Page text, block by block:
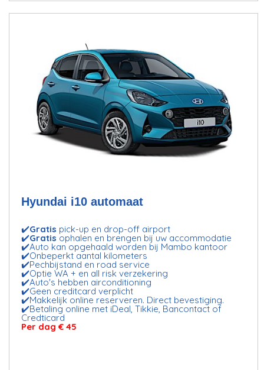
Hyundai i10 automaat
✔️Gratis pick-up en drop-off airport
✔️Gratis ophalen en brengen bij uw accommodatie
✔️Auto kan opgehaald worden bij Mambo kantoor
✔️Onbeperkt aantal kilometers
✔️Pechbijstand en road service
✔️Optie WA + en all risk verzekering
✔️Auto's hebben airconditioning
✔️Geen creditcard verplicht
✔️Makkelijk online reserveren. Direct bevestiging.
✔️Betaling online met iDeal, Tikkie, Bancontact of
Credticard
Per dag€ 45